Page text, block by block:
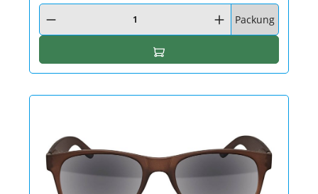
Produkt Anzahl: Gib den gewünschten Wert ein oder benutze die
Packung
In den Warenkorb